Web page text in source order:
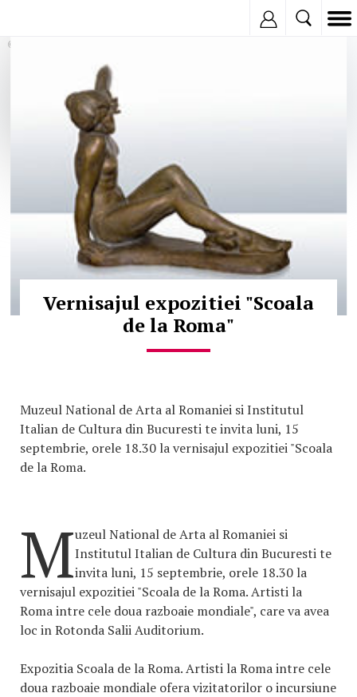
© Copyright:
Vernisajul expozitiei "Scoala
de la Roma"
Muzeul National de Arta al Romaniei si Institutul
Italian de Cultura din Bucuresti te invita luni, 15
septembrie, orele 18.30 la vernisajul expozitiei "Scoala
de la Roma.
Muzeul National de Arta al Romaniei si
Institutul Italian de Cultura din Bucuresti te
invita luni, 15 septembrie, orele 18.30 la
vernisajul expozitiei "Scoala de la Roma. Artisti la
Roma intre cele doua razboaie mondiale", care va avea
loc in Rotonda Salii Auditorium.
Expozitia Scoala de la Roma. Artisti la Roma intre cele
doua razboaie mondiale ofera vizitatorilor o incursiune